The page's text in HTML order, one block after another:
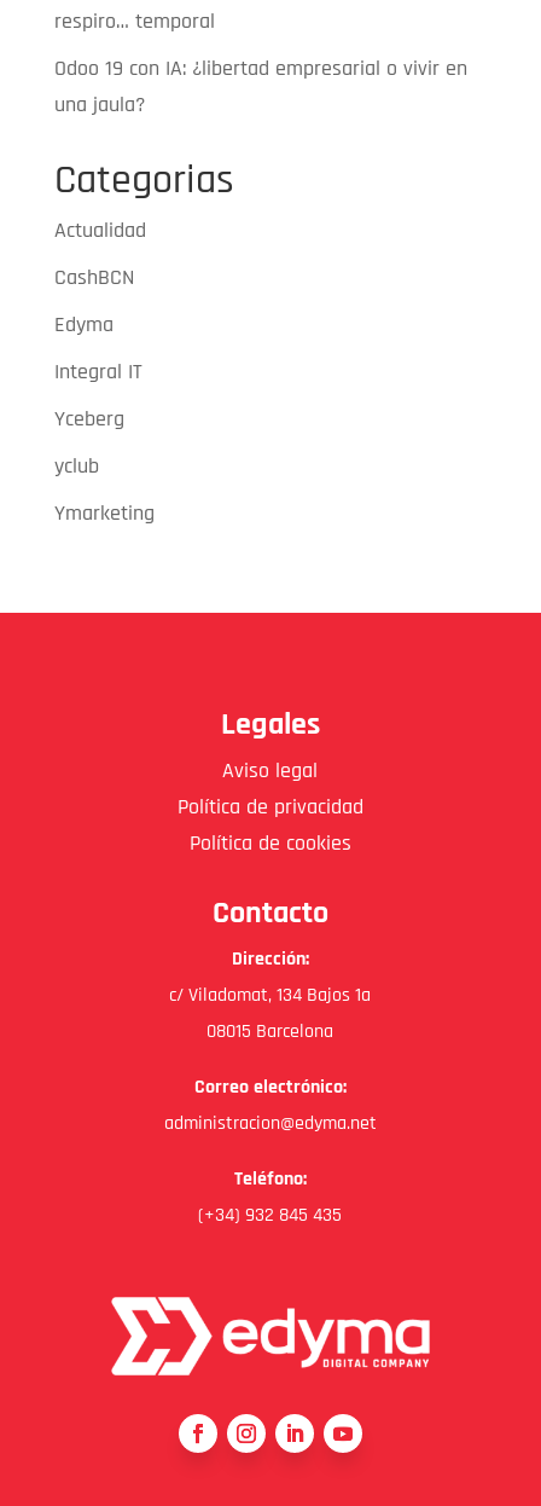
respiro… temporal
Odoo 19 con IA: ¿libertad empresarial o vivir en
una jaula?
Categorias
Actualidad
CashBCN
Edyma
Integral IT
Yceberg
yclub
Ymarketing
Legales
Aviso legal
Política de privacidad
Política de cookies
Contacto
Dirección:
c/ Viladomat, 134 Bajos 1a
08015 Barcelona
Correo electrónico:
administracion@edyma.net
Teléfono:
(+34) 932 845 435